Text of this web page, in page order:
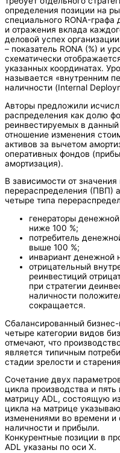
определения позиции на
специального RONA-графа
и отражения вклада
деловой успех
– показатель RONA (%) и
схематически
указанных координатах.
называется «внутренним
наличности (Internal
Авторы предложили
распределения как долю
реинвестируемых в
отношение изменения
активов за вычетом
оперативных фондов
амортизация).
В зависимости от значения
перераспределения (ПВП)
четыре типа
генераторы
ниже 100 %;
потребитель
выше 100 %;
инвариант денежной
отрицательный
реинвестиций
при стратегии
наличности
сокращается.
Сбалансированный
четыре категории видов
отмечают, что
является типичным
стадии зрелости и
Сочетание двух
цикла производства и
матрицу ADL, состоящую
цикла на матрице
изменениями во времени
наличности и прибыли.
Конкурентные позиции в
ADL указаны по оси X.